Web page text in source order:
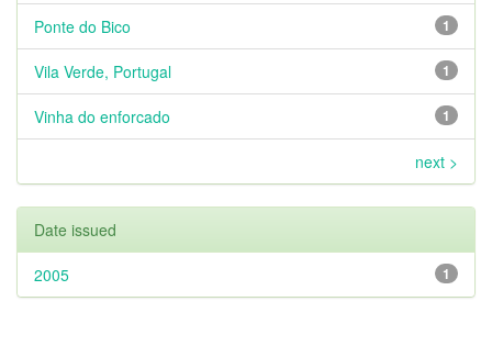
1
Ponte do Bico
1
Vila Verde, Portugal
1
Vinha do enforcado
next >
Date issued
1
2005